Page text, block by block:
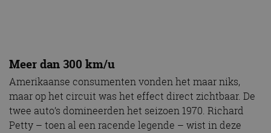
Meer dan 300 km/u
Amerikaanse consumenten vonden het maar niks,
maar op het circuit was het effect direct zichtbaar. De
twee auto’s domineerden het seizoen 1970. Richard
Petty – toen al een racende legende – wist in deze